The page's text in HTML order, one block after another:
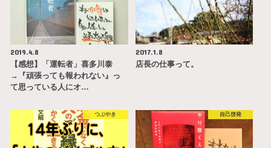
2019.4.8
【感想】「運転者」喜多川泰
→『頑張っても報われない』っ
て思っている人にオ…
2017.1.8
店長の仕事って。
つぶやき 自己啓発